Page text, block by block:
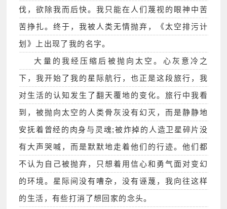
伐，欲除我而后快。我只能在人们蔑视的眼神中苦
苦挣扎。终于，我被人类无情抛弃，《太空排污计
划》上出现了我的名字。
大量的我经压缩后被抛向太空。心灰意冷之
下，我开始了我的星际航行，也正是这段旅行，我
对生活的认知发生了翻天覆地的变化。旅行中我看
到，被抛向太空的人类骨灰没有幻灭，而是静静地
安抚着曾经的肉身与灵魂;被炸掉的人造卫星碎片没
有大声哭喊，而是默默地走着他们的行迹。他们都
不认为自己被抛弃，只想着用信心和勇气面对变幻
的环境。星际间没有嘈杂，没有诬蔑，我向往这样
的生活，有些打消了想回家的念头。